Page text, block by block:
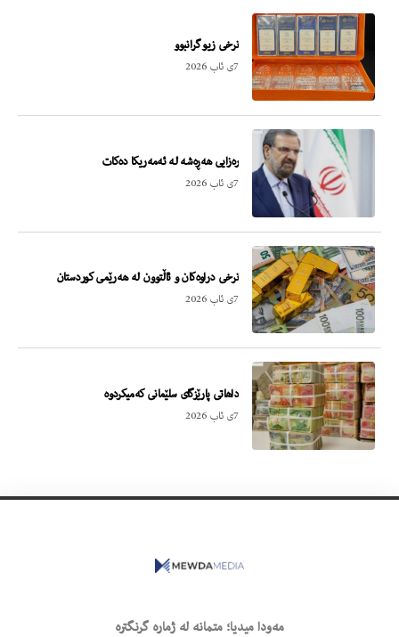
نرخى زیو گرانبوو
7ی ئاب 2026
ره‌زایی هه‌ڕه‌شه‌ له‌ ئه‌مه‌ریكا ده‌كات
7ی ئاب 2026
نرخى دراوه‌كان و ئاڵتوون له‌ هه‌رێمى كوردستان
7ی ئاب 2026
داهاتى پارێزگاى سلێمانى كه‌میكردوه‌
7ی ئاب 2026
مەودا میدیا؛ متمانە لە ژمارە گرنگترە